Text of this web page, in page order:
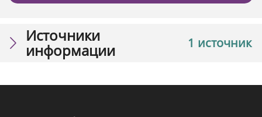
1 источник
Источники
информации